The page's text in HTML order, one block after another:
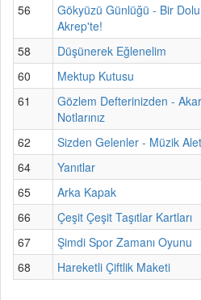
56
Gökyüzü Günlüğü - Bir
Akrep'te!
58
Düşünerek Eğlenelim
60
Mektup Kutusu
61
Gözlem Defterinizden -
Notlarınız
62
Sizden Gelenler - Müzik
64
Yanıtlar
65
Arka Kapak
66
Çeşit Çeşit Taşıtlar Kartları
67
Şimdi Spor Zamanı Oyunu
68
Hareketli Çiftlik Maketi